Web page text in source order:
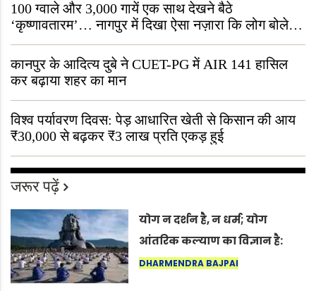
100 ग्वाले और 3,000 गायें एक साथ देखने बैठे
‘कृष्णावतारम’… नागपुर में दिखा ऐसा नज़ारा कि लोग बोले,
“ऐसा तो सिर्फ़ कृष्ण ही कर सकते हैं”
कानपुर के आदित्य दुबे ने CUET-PG में AIR 141 हासिल
कर बढ़ाया शहर का मान
विश्व पर्यावरण दिवस: पेड़ आधारित खेती से किसान की आय
₹30,000 से बढ़कर ₹3 लाख प्रति एकड़ हुई
जरूर पढ़ें
योग न दर्शन है, न धर्म; योग
आंतरिक कल्याण का विज्ञान है:
अंतरराष्ट्रीय योग दिवस 2026 पर
DHARMENDRA BAJPAI